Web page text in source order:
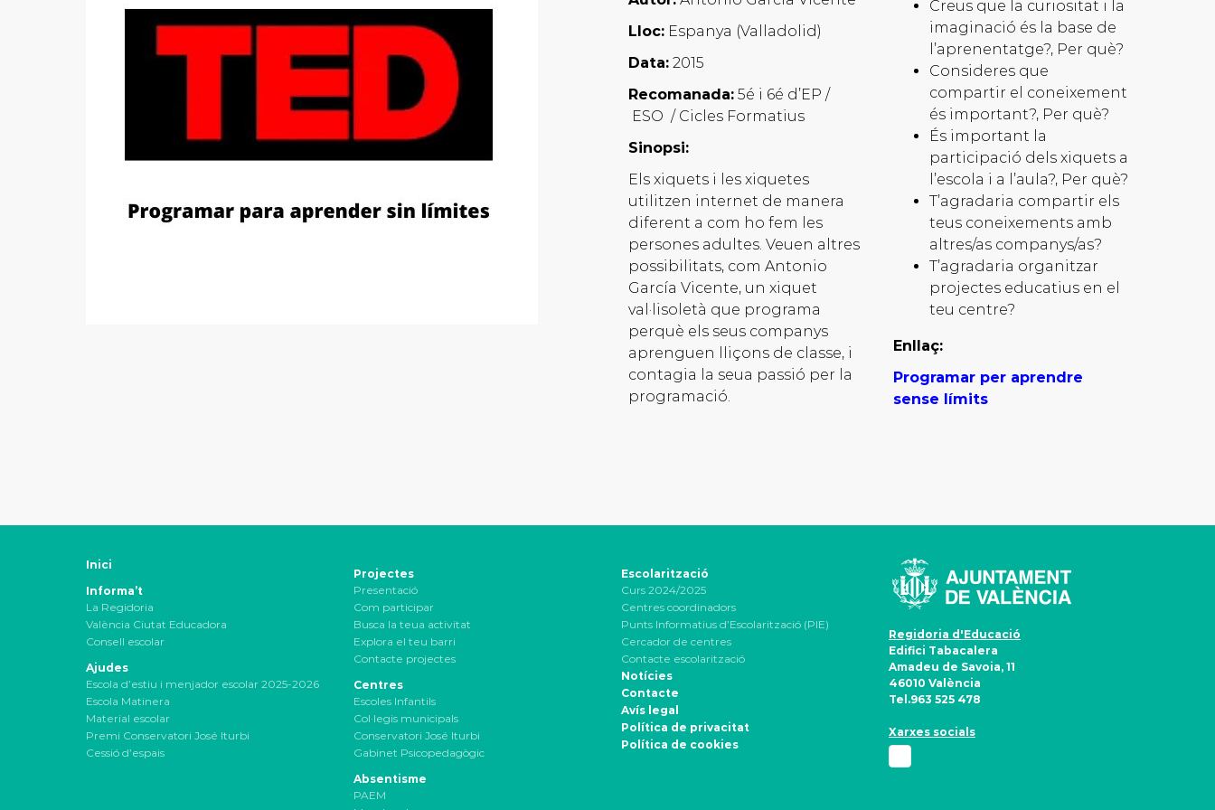
Lloc: Espanya (Valladolid)
Data: 2015
Recomanada: 5é i 6é d’EP /
ESO / Cicles Formatius
Sinopsi:
Els xiquets i les xiquetes
utilitzen internet de manera
diferent a com ho fem les
persones adultes. Veuen altres
possibilitats, com Antonio
García Vicente, un xiquet
val·lisoletà que programa
perquè els seus companys
aprenguen lliçons de classe, i
contagia la seua passió per la
programació.
Creus que la curiositat i la
imaginació és la base de
l’aprenentatge?, Per què?
Consideres que
compartir el coneixement
és important?, Per què?
És important la
participació dels xiquets a
l’escola i a l’aula?, Per què?
T’agradaria compartir els
teus coneixements amb
altres/as companys/as?
T’agradaria organitzar
projectes educatius en el
teu centre?
Enllaç:
Programar per aprendre
sense límits
Inici
Informa’t
La Regidoria
València Ciutat Educadora
Consell escolar
Ajudes
Escola d’estiu i menjador escolar 2025-2026
Escola Matinera
Material escolar
Premi Conservatori José Iturbi
Cessió d’espais
Projectes
Presentació
Com participar
Busca la teua activitat
Explora el teu barri
Contacte projectes
Centres
Escoles Infantils
Col·legis municipals
Conservatori José Iturbi
Gabinet Psicopedagògic
Absentisme
PAEM
Escolarització
Curs 2024/2025
Centres coordinadors
Punts Informatius d’Escolarització (PIE)
Cercador de centres
Contacte escolarització
Notícies
Contacte
Avís legal
Política de privacitat
Política de cookies
Regidoria d'Educació
Edifici Tabacalera
Amadeu de Savoia, 11
46010 València
Tel.963 525 478
Xarxes socials